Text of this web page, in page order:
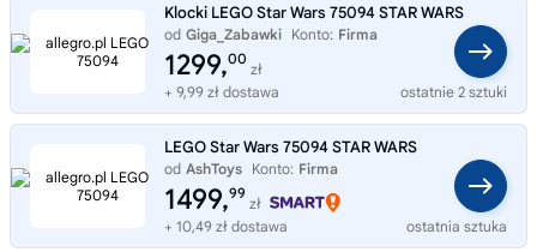
Klocki LEGO Star Wars 75094 STAR WARS
od Giga_Zabawki Konto: Firma
1299,00
zł
+ 9,99 zł dostawa
ostatnie 2 sztuki
LEGO Star Wars 75094 STAR WARS
od AshToys Konto: Firma
1499,99
zł
+ 10,49 zł dostawa
ostatnia sztuka